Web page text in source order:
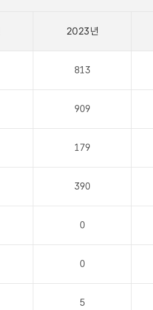
2023년
813
909
179
390
0
0
5